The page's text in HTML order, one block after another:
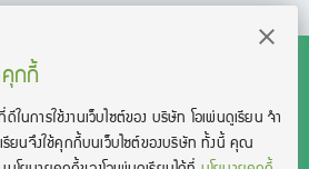
กกี้
ในการใช้งานเว็บไซต์ของ บริษัท โอเพ่นดูเรียน จํา
รียนจึงใช้คุกกี้บนเว็บไซต์ของบริษัท ทั้งนี้ คุณ
อเพ่นดูเรียน จำกัด 2021 ©︎ OpenDurian
Co., Ltd.